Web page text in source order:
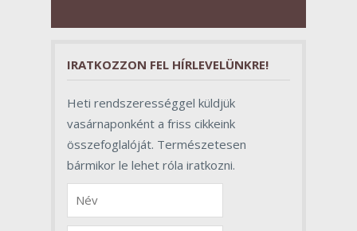
szerepet töltenek be az egész
IRATKOZZON FEL HÍRLEVELÜNKRE!
Heti rendszerességgel küldjük
vasárnaponként a friss cikkeink
összefoglalóját. Természetesen
bármikor le lehet róla iratkozni.